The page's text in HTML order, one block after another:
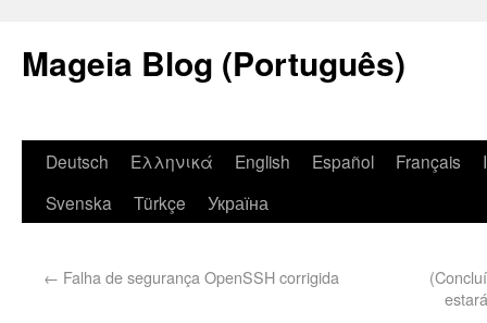
Mageia Blog (Português)
Deutsch Ελληνικά English Español Français
Svenska
Türkçe Україна
← Falha de segurança OpenSSH corrigida